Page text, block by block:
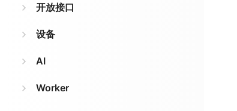
开放接口
设备
AI
Worker